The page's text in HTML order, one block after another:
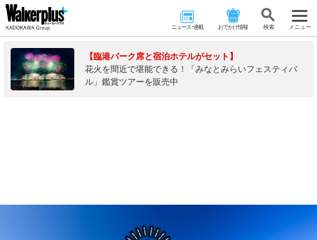
ニュース･連載 おでかけ情報 検 索 メニュー
【臨港パーク席と宿泊ホテルがセット】
花火を間近で堪能できる！「みなとみらいフェスティバ
ル」鑑賞ツアーを販売中